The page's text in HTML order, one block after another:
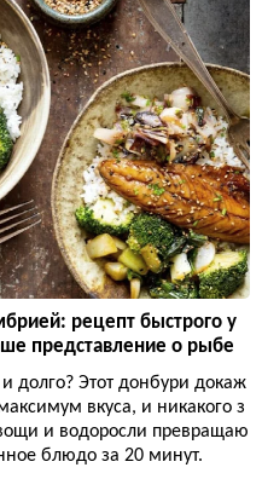
рецепт быстрого у
представление о рыбе
долго? Этот донбури докаж
вкуса, и никакого з
и водоросли превращаю
блюдо за 20 минут.